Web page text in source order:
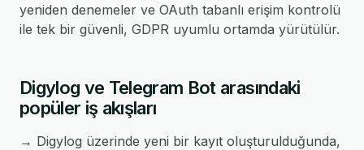
yeniden denemeler ve OAuth tabanlı erişim kontrolü
ile tek bir güvenli, GDPR uyumlu ortamda yürütülür.
Digylog ve Telegram Bot arasındaki
popüler iş akışları
→ Digylog üzerinde yeni bir kayıt oluşturulduğunda,